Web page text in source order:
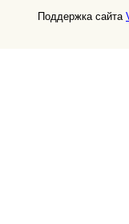
Поддержка сайта